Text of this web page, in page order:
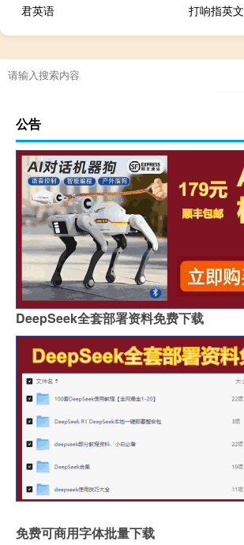
君英语
打响指英文
公告
DeepSeek全套部署资料免费下载
免费可商用字体批量下载